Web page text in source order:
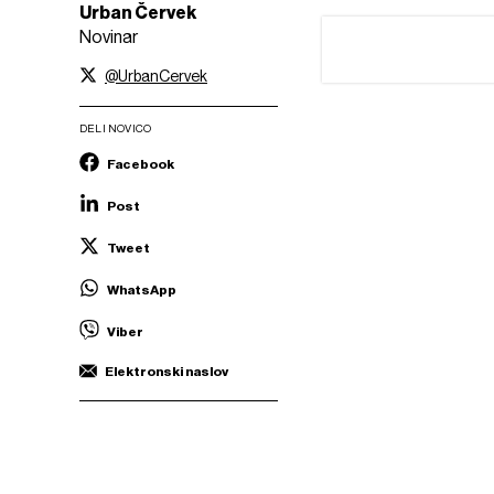
Urban Červek
Novinar
@UrbanCervek
DELI NOVICO
Facebook
Post
Tweet
WhatsApp
Viber
Elektronski naslov